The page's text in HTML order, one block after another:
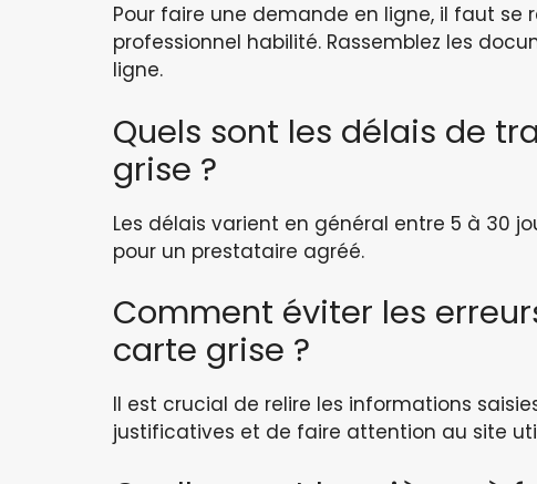
Pour faire une demande en ligne, il faut se
professionnel habilité. Rassemblez les
ligne.
Quels sont les délais de
grise ?
Les délais varient en général entre 5 à 30
pour un prestataire agréé.
Comment éviter les
carte grise ?
Il est crucial de relire les informations
justificatives et de faire attention au site